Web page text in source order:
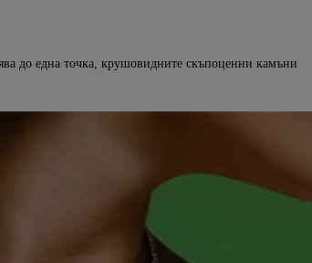
до една точка, крушовидните скъпоценни камъни